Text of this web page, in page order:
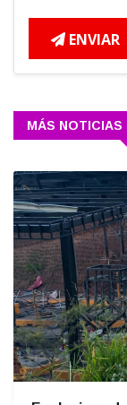
ENVIAR
MÁS NOTICIAS